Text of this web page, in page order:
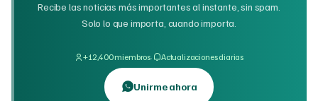
Recibe las noticias más importantes al instante, sin spam.
Solo lo que importa, cuando importa.
+12,400 miembros· Actualizaciones diarias
Unirme ahora